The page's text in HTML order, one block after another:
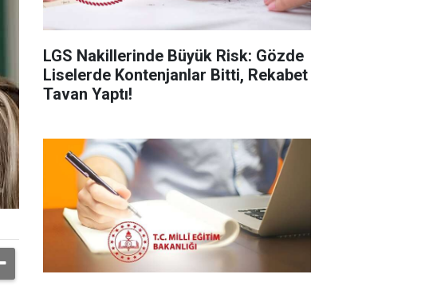
LGS Nakillerinde Büyük Risk: Gözde
Liselerde Kontenjanlar Bitti, Rekabet
Tavan Yaptı!